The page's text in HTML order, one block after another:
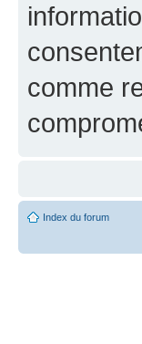
comme
Index du forum